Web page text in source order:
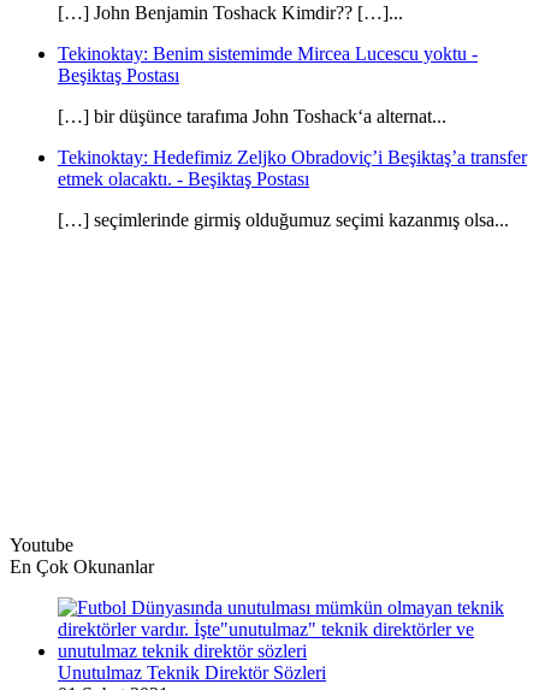
[…] John Benjamin Toshack Kimdir?? […]...
Tekinoktay: Benim sistemimde Mircea Lucescu yoktu -
Beşiktaş Postası
[…] bir düşünce tarafıma John Toshack‘a alternat...
Tekinoktay: Hedefimiz Zeljko Obradoviç’i Beşiktaş’a transfer
etmek olacaktı. - Beşiktaş Postası
[…] seçimlerinde girmiş olduğumuz seçimi kazanmış olsa...
Youtube
En Çok Okunanlar
Unutulmaz Teknik Direktör Sözleri